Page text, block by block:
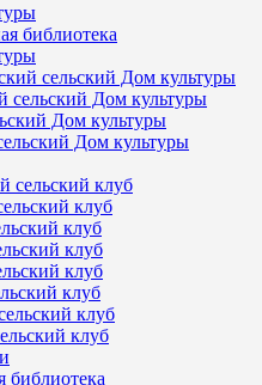
библиотека
сельский Дом культуры
сельский Дом культуры
Дом культуры
Дом культуры
сельский клуб
клуб
клуб
клуб
клуб
клуб
клуб
клуб
библиотека